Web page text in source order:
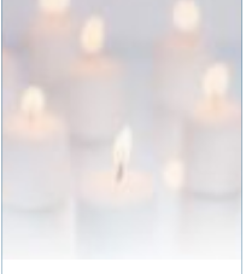
komma tillbaka. När
kraven på komfort,